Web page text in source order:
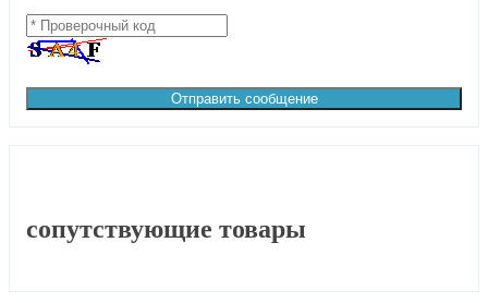
Отправить сообщение
сопутствующие товары